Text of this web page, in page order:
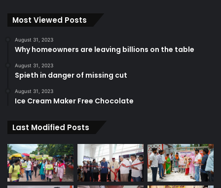
Most Viewed Posts
August 31, 2023
Why homeowners are leaving billions on the table
August 31, 2023
Spieth in danger of missing cut
August 31, 2023
Ice Cream Maker Free Chocolate
Last Modified Posts